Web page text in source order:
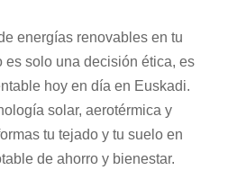
energías renovables en tu
es solo una decisión ética, es
hoy en día en Euskadi.
solar, aerotérmica y
tu tejado y tu suelo en
de ahorro y bienestar.